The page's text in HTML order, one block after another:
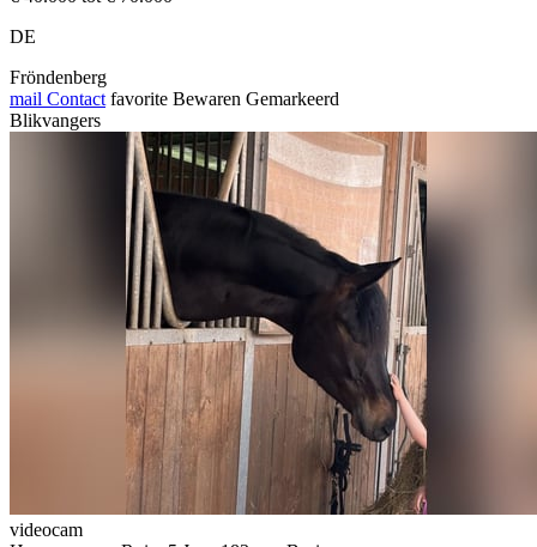
DE
Fröndenberg
mail Contact favorite Bewaren Gemarkeerd
Blikvangers
videocam